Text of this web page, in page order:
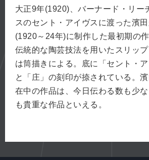
大正9年(1920)、バーナード・リー
スのセント・アイヴスに渡った濱
(1920～24年)に制作した最初期の
伝統的な陶芸技法を用いたスリッ
は筒描きによる。底に「セント・
と「庄」の刻印が捺されている。
在中の作品は、今日伝わる数も少
も貴重な作品といえる。